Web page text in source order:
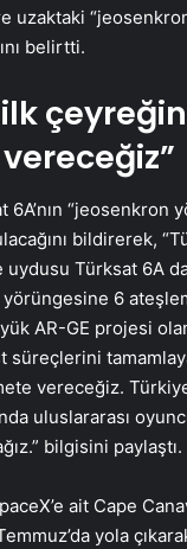
uzaktaki
belirtti.
ilk
6A’nın “jeosenkron
bildirerek,
uydusu Türksat 6A
6
AR-GE projesi
süreçlerini
vereceğiz.
uluslararası
bilgisini paylaştı.
ait Cape
yola